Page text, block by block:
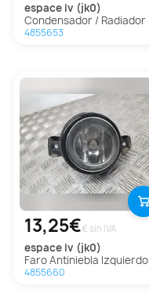
espace iv (jk0)
Condensador / Radiador Aire Acondicionado Para Renault Espace Iv
4855653
13,25€€ sin IVA
espace iv (jk0)
Faro Antiniebla Izquierdo Para Renault Espace Iv
4855660